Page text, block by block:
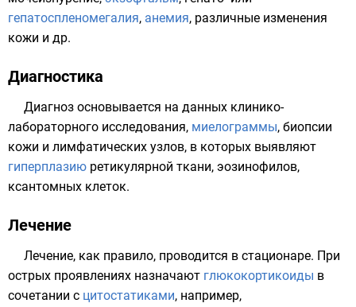
гепатоспленомегалия, анемия, различные изменения
кожи и др.
Диагностика
Диагноз основывается на данных клинико-
лабораторного исследования, миелограммы, биопсии
кожи и лимфатических узлов, в которых выявляют
гиперплазию ретикулярной ткани, эозинофилов,
ксантомных клеток.
Лечение
Лечение, как правило, проводится в стационаре. При
острых проявлениях назначают глюкокортикоиды в
сочетании с цитостатиками, например,